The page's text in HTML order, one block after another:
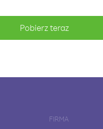
Pobierz teraz
FIRMA